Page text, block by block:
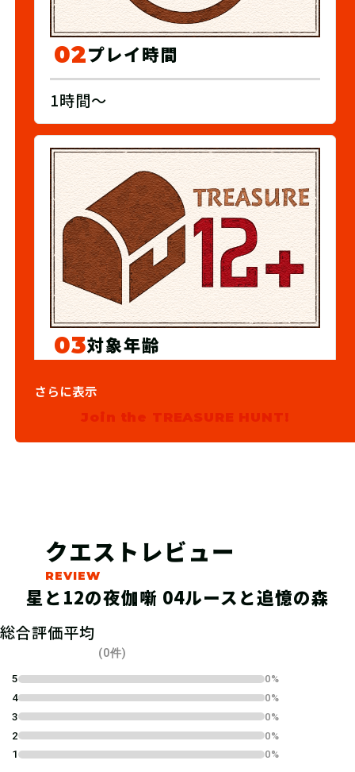
02プレイ時間
1時間～
03対象年齢
12歳以上
041.キットを購入する
宝探しSHOPならおうちにキットが届
くよ！ 筆記用具やスマートフォンな
ど必要なものを準備しよう！
さらに表示
Join the TREASURE HUNT!
クエストレビュー
星と12の夜伽噺 04ルースと追憶の森
総合評価平均
(0件)
5
0%
4
0%
3
0%
2
0%
1
0%